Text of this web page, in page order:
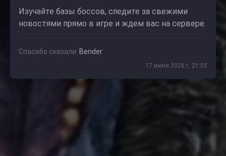
Изучайте базы боссов, следите за свежими
новостями прямо в игре и ждем вас на сервере.
Спасибо сказали: Bender
17 июня 2026 г, 21:55